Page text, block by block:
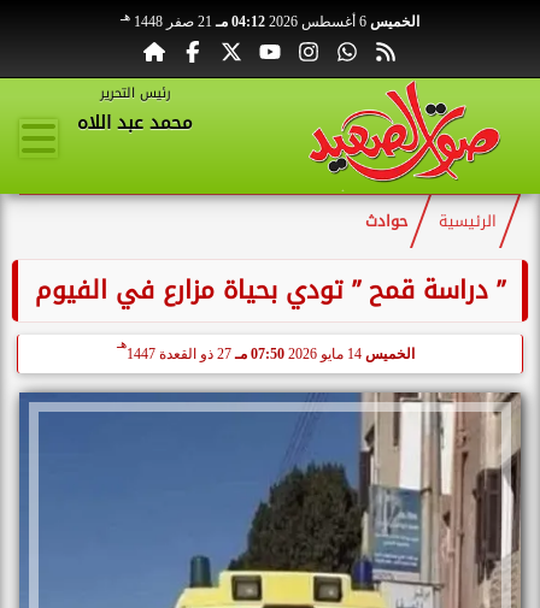
الخميس 04:12 مـ 21 صفر 1448 هـ
رئيس التحرير
محمد عبد اللاه
الرئيسية حوادث
” دراسة قمح ” تودي بحياة مزارع في الفيوم
الخميس 14 مايو 2026 07:50 مـ 27 ذو القعدة 1447
هـ